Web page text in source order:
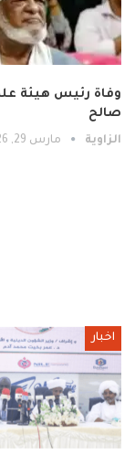
وفاة رئيس هيئة
صالح
الزاوية مارس 29, 2026
اخبار